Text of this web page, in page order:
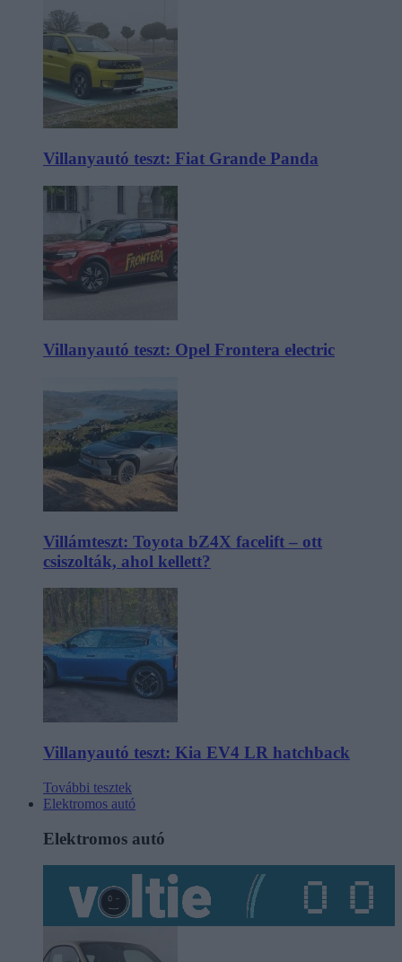
Villanyautó teszt: Fiat Grande Panda
Villanyautó teszt: Opel Frontera electric
Villámteszt: Toyota bZ4X facelift – ott
csiszolták, ahol kellett?
Villanyautó teszt: Kia EV4 LR hatchback
További tesztek
Elektromos autó
Elektromos autó